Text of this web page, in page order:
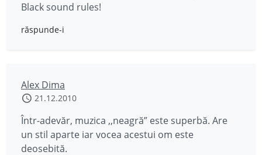
Black sound rules!
răspunde-i
Alex Dima
21.12.2010
Într-adevăr, muzica ,,neagră” este superbă. Are
un stil aparte iar vocea acestui om este
deosebită.